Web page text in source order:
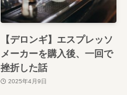
【デロンギ】エスプレッソ
メーカーを購入後、一回で
挫折した話
2025年4月9日